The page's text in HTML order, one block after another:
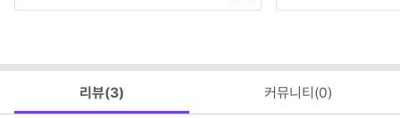
리뷰(3) 커뮤니티(0)